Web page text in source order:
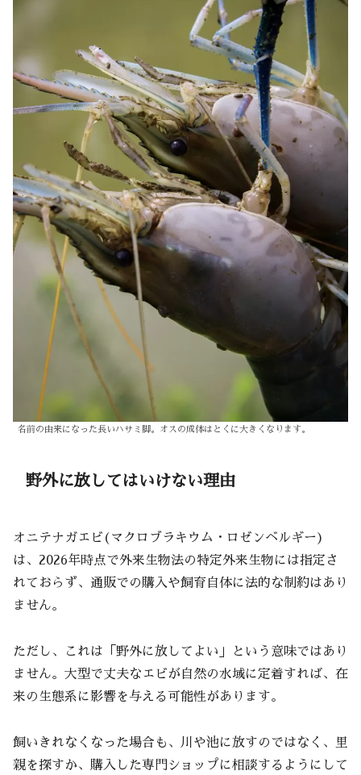
名前の由来になった長いハサミ脚。オスの成体はとくに大きくなります。
野外に放してはいけない理由
オニテナガエビ(マクロブラキウム・ロゼンベルギー)
は、2026年時点で外来生物法の特定外来生物には指定さ
れておらず、通販での購入や飼育自体に法的な制約はあり
ません。
ただし、これは「野外に放してよい」という意味ではあり
ません。大型で丈夫なエビが自然の水域に定着すれば、在
来の生態系に影響を与える可能性があります。
飼いきれなくなった場合も、川や池に放すのではなく、里
親を探すか、購入した専門ショップに相談するようにして